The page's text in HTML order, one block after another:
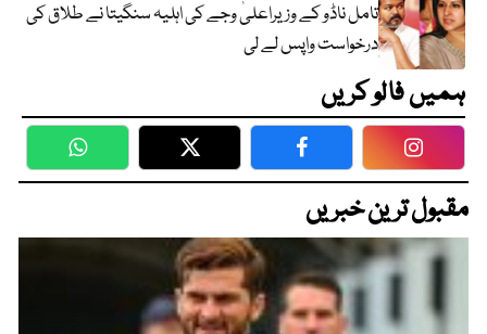
تامل ناڈو کے وزیراعلیٰ وجے کی اہلیہ سنگیتا نے طلاق کی
درخواست واپس لے لی
ہمیں فالو کریں
WhatsApp Twitter Facebook
مقبول ترین خبریں